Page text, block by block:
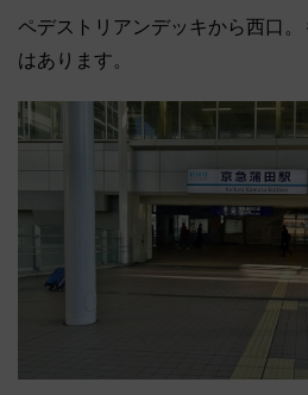
ペデストリアンデッキから西口
はあります。